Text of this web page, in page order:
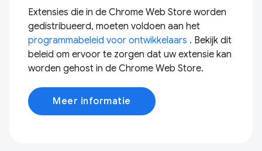
Extensies die in de Chrome Web Store worden
gedistribueerd, moeten voldoen aan het
programmabeleid voor ontwikkelaars . Bekijk dit
beleid om ervoor te zorgen dat uw extensie kan
worden gehost in de Chrome Web Store.
Meer informatie